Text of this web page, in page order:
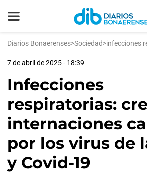
Diarios Bonaerenses>Sociedad>infecciones
7 de abril de 2025 - 18:39
Infecciones
respiratorias:
internaciones
por los virus de
y Covid-19